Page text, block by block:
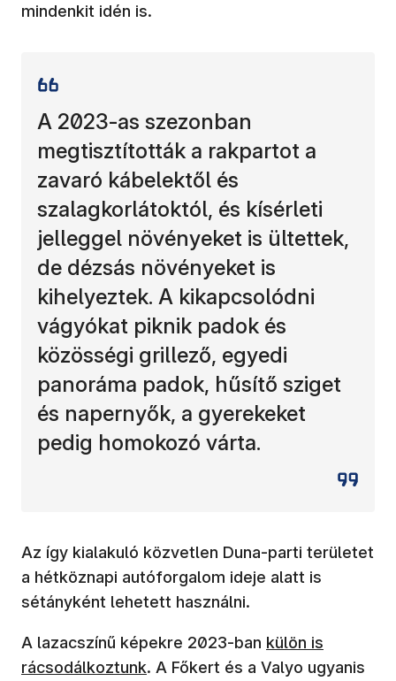
mindenkit idén is.
A 2023-as szezonban
megtisztították a rakpartot a
zavaró kábelektől és
szalagkorlátoktól, és kísérleti
jelleggel növényeket is ültettek,
de dézsás növényeket is
kihelyeztek. A kikapcsolódni
vágyókat piknik padok és
közösségi grillező, egyedi
panoráma padok, hűsítő sziget
és napernyők, a gyerekeket
pedig homokozó várta.
Az így kialakuló közvetlen Duna-parti területet
a hétköznapi autóforgalom ideje alatt is
sétányként lehetett használni.
A lazacszínű képekre 2023-ban (új ablakban
külön is
rácsodálkoztunk. A Főkert és a Valyo ugyanis